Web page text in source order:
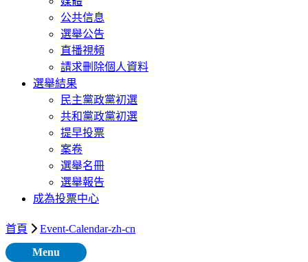
公共信息
選舉公告
直播視頻
請求刪除個人資料
選舉結果
民主黨政黨初選
共和黨政黨初選
提早投票
案卷
選舉名冊
選舉報告
成為投票中心
首頁
Event-Calendar-zh-cn
Menu